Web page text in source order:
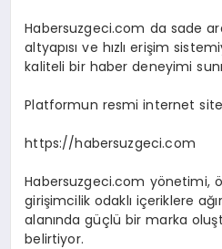
Habersuzgeci.com da sade
altyapısı ve hızlı erişim
kaliteli bir haber deneyimi
Platformun resmi internet
https://habersuzgeci.com
Habersuzgeci.com yönetimi,
girişimcilik odaklı içeriklere
alanında güçlü bir marka
belirtiyor.